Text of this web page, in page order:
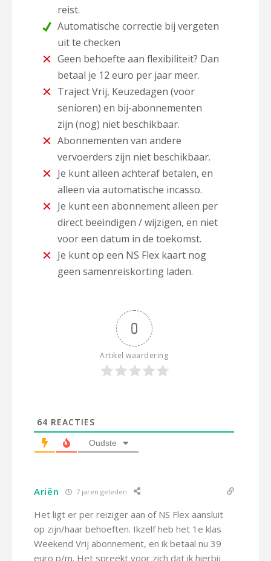
reist.
Automatische correctie bij vergeten
uit te checken
Geen behoefte aan flexibiliteit? Dan
betaal je 12 euro per jaar meer.
Traject Vrij, Keuzedagen (voor
senioren) en bij-abonnementen
zijn (nog) niet beschikbaar.
Abonnementen van andere
vervoerders zijn niet beschikbaar.
Je kunt alleen achteraf betalen, en
alleen via automatische incasso.
Je kunt een abonnement alleen per
direct beëindigen / wijzigen, en niet
voor een datum in de toekomst.
Je kunt op een NS Flex kaart nog
geen samenreiskorting laden.
0
Artikel waardering
64 REACTIES
Oudste
Ariën 7 jaren geleden
Het ligt er per reiziger aan of NS Flex aansluit
op zijn/haar behoeften. Ikzelf heb het 1e klas
Weekend Vrij abonnement, en ik betaal nu 39
euro p/m. Het spreekt voor zich dat ik hierbij